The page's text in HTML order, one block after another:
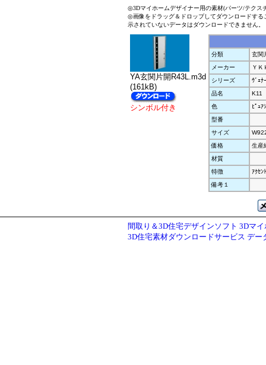
◎3Dマイホームデザイナー用の素材(パーツ/テクス
◎画像をドラッグ＆ドロップしてダウンロードす
示されていないデータはダウンロードできません。
YA玄関片開R43L.m3d
(161kB)
シンボル付き
分類
玄関
メーカー
ＹＫ
シリーズ
ｳﾞｪﾅ
品名
K11
色
ﾋﾟｭｱ
型番
サイズ
価格
生産
材質
特徴
ｱｸｾﾝ
備考１
間取り＆3D住宅デザインソフト 3Dマ
3D住宅素材ダウンロードサービス デー